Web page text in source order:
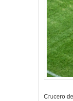
Crucero